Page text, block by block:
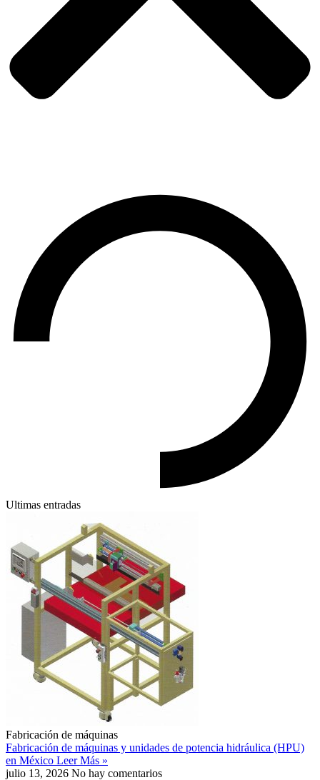
Ultimas entradas
Fabricación de máquinas
Fabricación de máquinas y unidades de potencia hidráulica (HPU)
en México Leer Más »
julio 13, 2026 No hay comentarios